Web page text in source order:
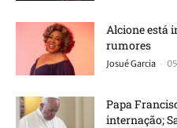
Alcione está
rumores
Josué Garcia -
Papa
internação;